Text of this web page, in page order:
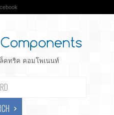
คทริค คอมโพเนนท์